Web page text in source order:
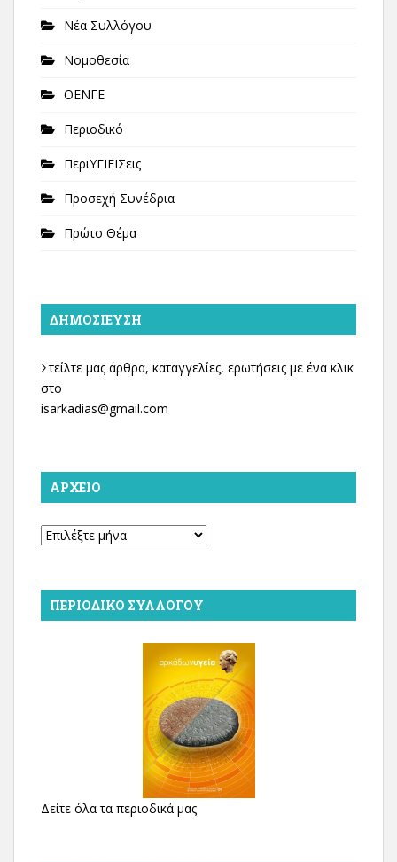
Νέα Συλλόγου
Νομοθεσία
ΟΕΝΓΕ
Περιοδικό
ΠεριΥΓΙΕΙΣεις
Προσεχή Συνέδρια
Πρώτο Θέμα
ΔΗΜΟΣΊΕΥΣΗ
Στείλτε μας άρθρα, καταγγελίες, ερωτήσεις με ένα κλικ
στο
isarkadias@gmail.com
ΑΡΧΕΊΟ
Αρχείο
ΠΕΡΙΟΔΙΚΌ ΣΥΛΛΌΓΟΥ
Δείτε όλα τα περιοδικά μας